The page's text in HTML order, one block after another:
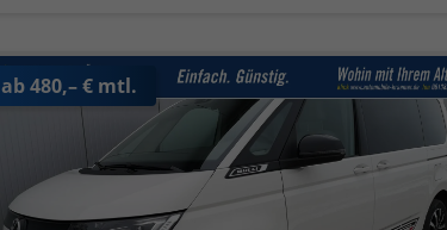
ab 480,– € mtl.